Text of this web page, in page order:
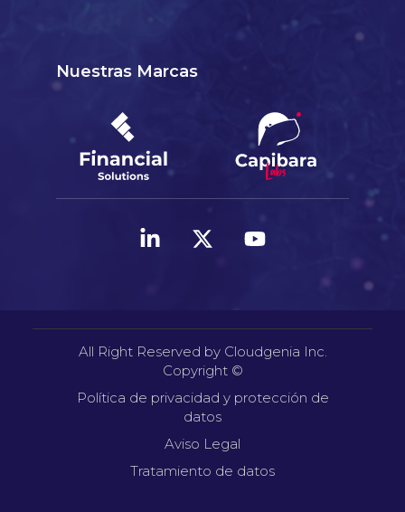
Nuestras Marcas
All Right Reserved by Cloudgenia Inc.
Copyright ©
Política de privacidad y protección de
datos
Aviso Legal
Tratamiento de datos